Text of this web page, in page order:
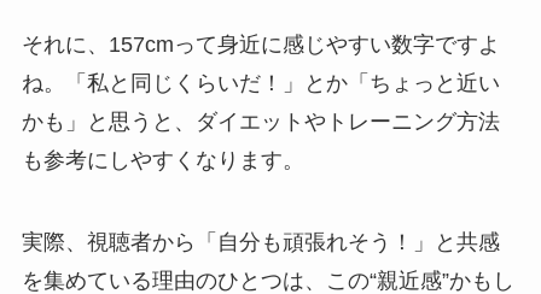
それに、157cmって身近に感じやすい数字ですよ
ね。「私と同じくらいだ！」とか「ちょっと近い
かも」と思うと、ダイエットやトレーニング方法
も参考にしやすくなります。
実際、視聴者から「自分も頑張れそう！」と共感
を集めている理由のひとつは、この“親近感”かもし